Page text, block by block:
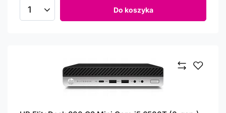
Ilość produktów Do koszyka